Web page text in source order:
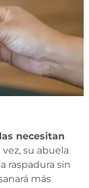
necesitan
vez, su abuela
raspadura sin
más